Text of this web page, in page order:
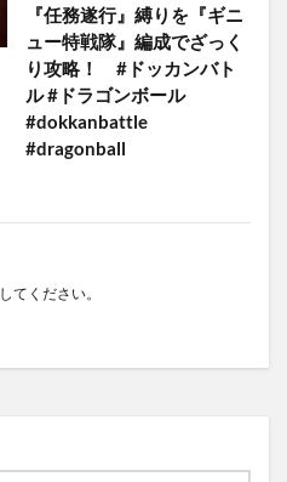
『任務遂行』縛りを『ギニ
ュー特戦隊』編成でざっく
り攻略！ #ドッカンバト
ル #ドラゴンボール
#dokkanbattle
#dragonball
してください。